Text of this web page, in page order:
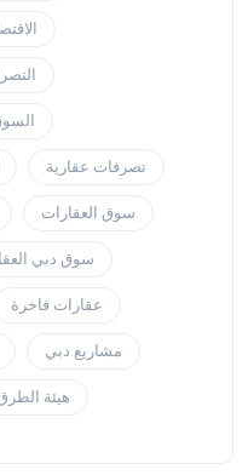
تصرفات عقارية
سوق العقارات
سوق دبي
عقارات فاخرة
مشاريع دبي
هيئة